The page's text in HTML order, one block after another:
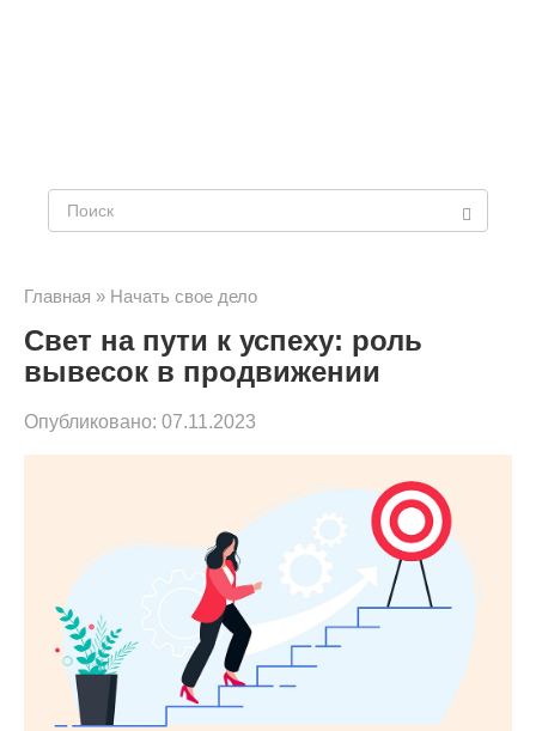
Главная » Начать свое дело
Свет на пути к успеху: роль
вывесок в продвижении
Опубликовано: 07.11.2023